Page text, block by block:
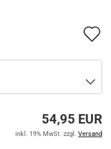
54,95 EUR
inkl. 19% MwSt. zzgl. Versand